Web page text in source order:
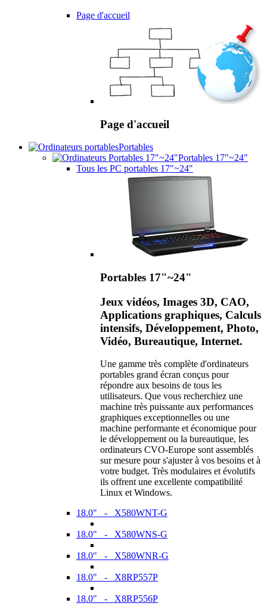
Page d'accueil
Page d'accueil
Portables
Portables 17"~24"
Tous les PC portables 17"~24"
Portables 17"~24"
Jeux vidéos, Images 3D, CAO,
Applications graphiques, Calculs
intensifs, Développement, Photo,
Vidéo, Bureautique, Internet.
Une gamme très complète d'ordinateurs
portables grand écran conçus pour
répondre aux besoins de tous les
utilisateurs. Que vous recherchiez une
machine très puissante aux performances
graphiques exceptionnelles ou une
machine performante et économique pour
le développement ou la bureautique, les
ordinateurs CVO-Europe sont assemblés
sur mesure pour s'ajuster à vos besoins et à
votre budget. Très modulaires et évolutifs
ils offrent une excellente compatibilité
Linux et Windows.
18.0" - X580WNT-G
18.0" - X580WNS-G
18.0" - X580WNR-G
18.0" - X8RP557P
18.0" - X8RP556P